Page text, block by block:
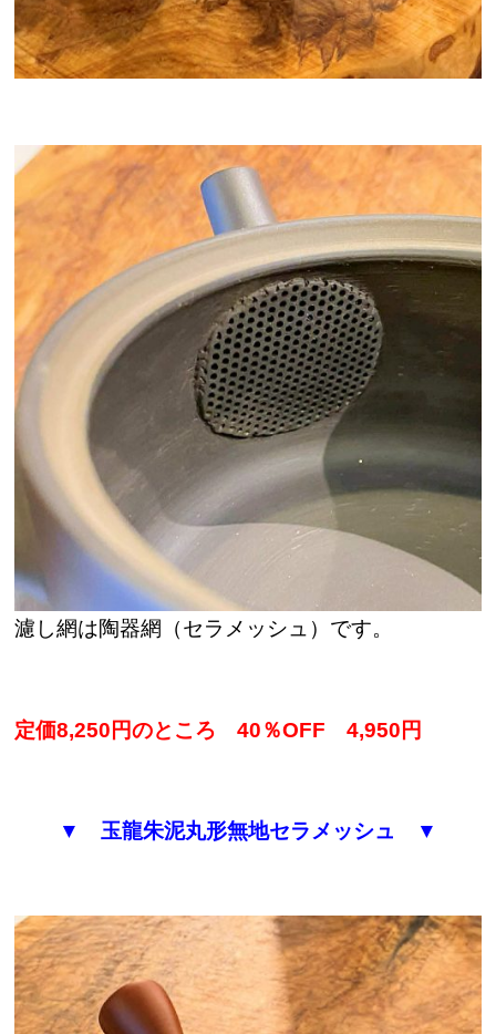
濾し網は陶器網（セラメッシュ）です。
定価8,250円のところ 40％OFF 4,950円
▼ 玉龍朱泥丸形無地セラメッシュ ▼